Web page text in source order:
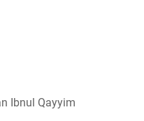
Ibnul Qayyim